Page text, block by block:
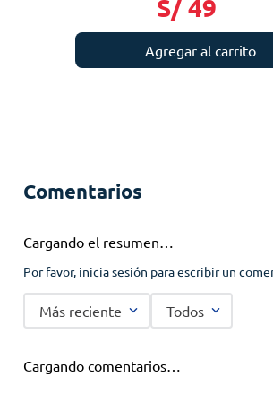
S/ 49
Agregar al carrito
Comentarios
Cargando el resumen…
Por favor, inicia sesión para escribir un
Más reciente Todos
Cargando comentarios…